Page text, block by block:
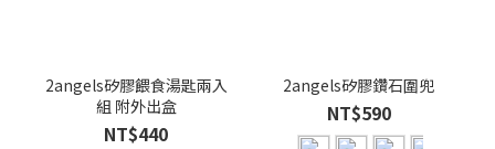
2angels矽膠餵食湯匙兩入
組 附外出盒
NT$440
2angels矽膠鑽石圍兜
NT$590